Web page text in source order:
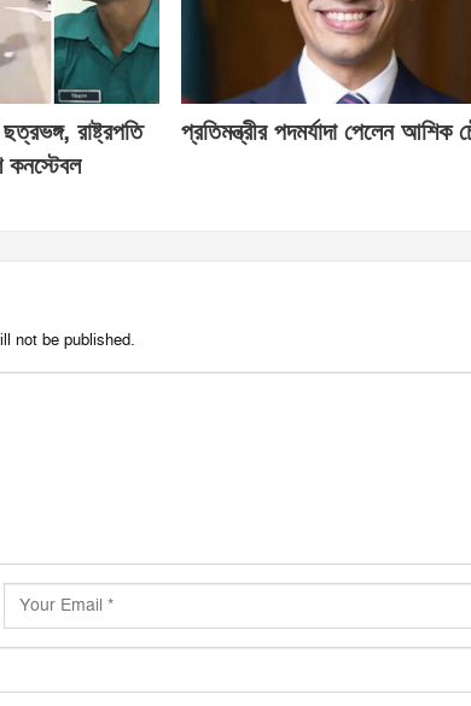
রাষ্ট্রপতি
প্রতিমন্ত্রীর পদমর্যাদা পেলেন আশিক
not be published.